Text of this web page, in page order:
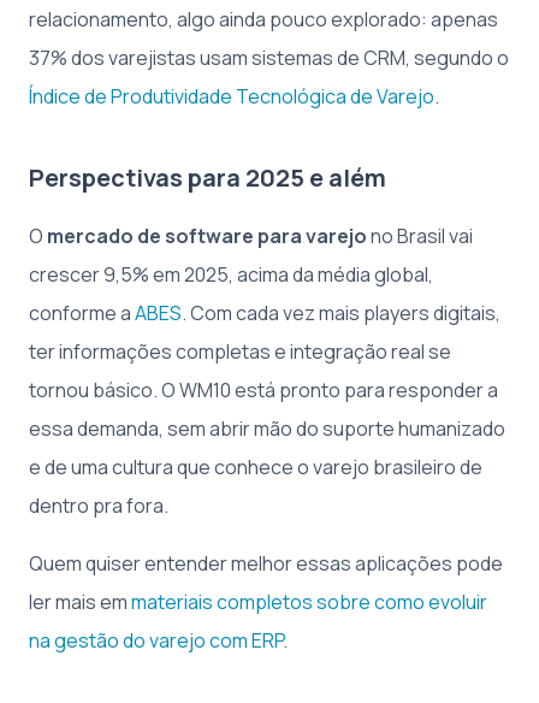
relacionamento, algo ainda pouco explorado: apenas
37% dos varejistas usam sistemas de CRM, segundo o
Índice de Produtividade Tecnológica de Varejo.
Perspectivas para 2025 e além
O mercado de software para varejono Brasil vai
crescer 9,5% em 2025, acima da média global,
conforme aABES. Com cada vez mais players digitais,
ter informações completas e integração real se
tornou básico. O WM10 está pronto para responder a
essa demanda, sem abrir mão do suporte humanizado
e de uma cultura que conhece o varejo brasileiro de
dentro pra fora.
Quem quiser entender melhor essas aplicações pode
ler mais emmateriais completos sobre como evoluir
na gestão do varejo com ERP.